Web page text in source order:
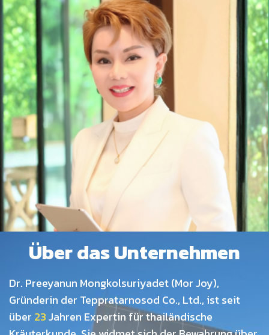
ÜberdasUnternehmen
Dr. Preeyanun Mongkolsuriyadet (Mor Joy),
Gründerin der Teppratarnosod Co., Ltd., ist seit
über 23Jahren Expertin für thailändische